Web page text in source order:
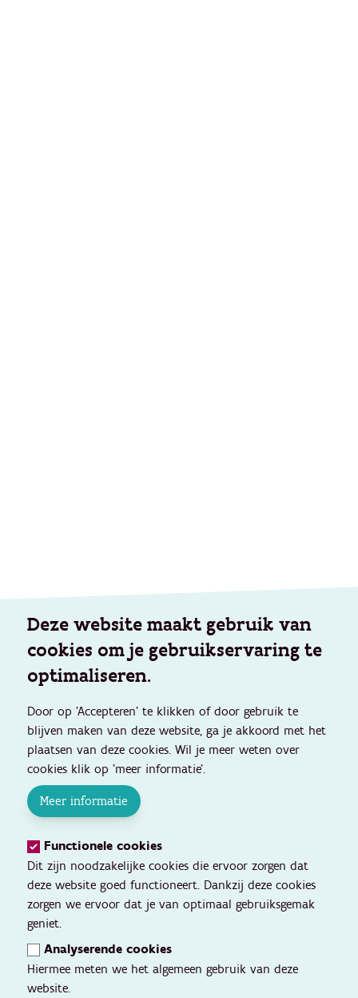
Deze website maakt gebruik van
cookies om je gebruikservaring te
optimaliseren.
Door op 'Accepteren' te klikken of door gebruik te
blijven maken van deze website, ga je akkoord met het
plaatsen van deze cookies. Wil je meer weten over
cookies klik op 'meer informatie'.
Meer informatie
Functionele cookies
Dit zijn noodzakelijke cookies die ervoor zorgen dat
deze website goed functioneert. Dankzij deze cookies
zorgen we ervoor dat je van optimaal gebruiksgemak
geniet.
Analyserende cookies
Hiermee meten we het algemeen gebruik van deze
website.